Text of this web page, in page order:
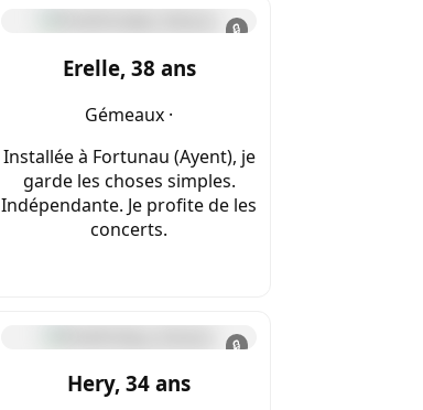
🔒
Erelle, 38 ans
Gémeaux ·
Installée à Fortunau (Ayent), je
garde les choses simples.
Indépendante. Je profite de les
concerts.
🔒
Hery, 34 ans